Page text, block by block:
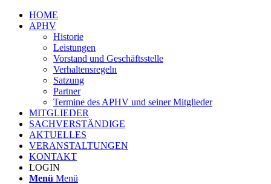
HOME
APHV
Historie
Leistungen
Vorstand und Geschäftsstelle
Verhaltensregeln
Satzung
Partner
Termine des APHV und seiner Mitglieder
MITGLIEDER
SACHVERSTÄNDIGE
AKTUELLES
VERANSTALTUNGEN
KONTAKT
LOGIN
Menü Menü